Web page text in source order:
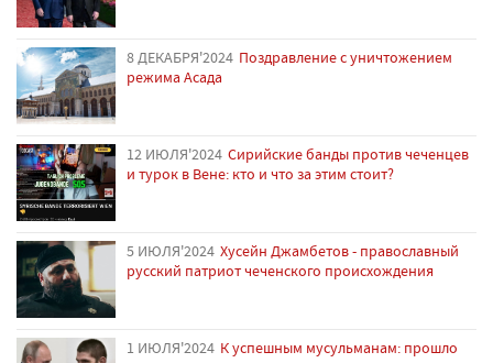
8 ДЕКАБРЯ'2024 Поздравление с уничтожением
режима Асада
12 ИЮЛЯ'2024 Сирийские банды против чеченцев
и турок в Вене: кто и что за этим стоит?
5 ИЮЛЯ'2024 Хусейн Джамбетов - православный
русский патриот чеченского происхождения
1 ИЮЛЯ'2024 К успешным мусульманам: прошло